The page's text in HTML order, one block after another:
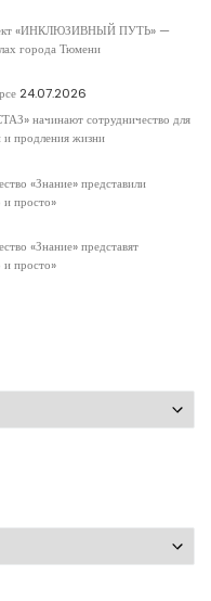
«ИНКЛЮЗИВНЫЙ ПУТЬ» —
города Тюмени
24.07.2026
начинают сотрудничество для
и продления жизни
«Знание» представили
просто»
«Знание» представят
просто»